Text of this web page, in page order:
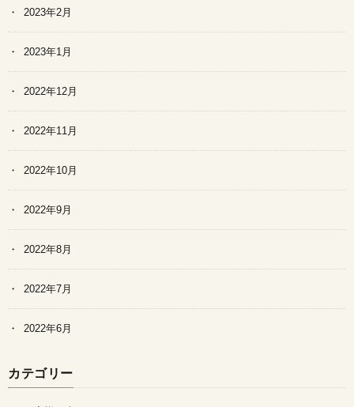
2023年2月
2023年1月
2022年12月
2022年11月
2022年10月
2022年9月
2022年8月
2022年7月
2022年6月
カテゴリー